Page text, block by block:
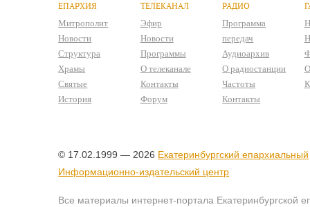
ЕПАРХИЯ
Митрополит
Новости
Структура
Храмы
Святые
История
ТЕЛЕКАНАЛ
Эфир
Новости
Программы
О телеканале
Контакты
Форум
РАДИО
Программа
передач
Аудиоархив
О радиостанции
Частоты
Контакты
© 17.02.1999 — 2026 Екатеринбургский епархиальный
Информационно-издательский центр
Все материалы интернет-портала Екатеринбургской